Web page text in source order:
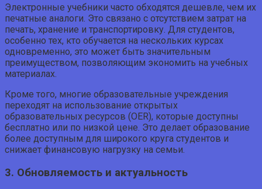
Электронные учебники часто обходятся дешевле, чем их
печатные аналоги. Это связано с отсутствием затрат на
печать, хранение и транспортировку. Для студентов,
особенно тех, кто обучается на нескольких курсах
одновременно, это может быть значительным
преимуществом, позволяющим экономить на учебных
материалах.
Кроме того, многие образовательные учреждения
переходят на использование открытых
образовательных ресурсов (OER), которые доступны
бесплатно или по низкой цене. Это делает образование
более доступным для широкого круга студентов и
снижает финансовую нагрузку на семьи.
3. Обновляемость и актуальность